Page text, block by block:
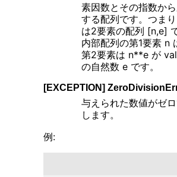
素因数とその指数か
する配列です。つま
は2要素の配列 [n,e]
内部配列の第1要素 n
第2要素は n**e が
の自然数 e です。
[EXCEPTION]
与えられた数値がゼ
します。
例: